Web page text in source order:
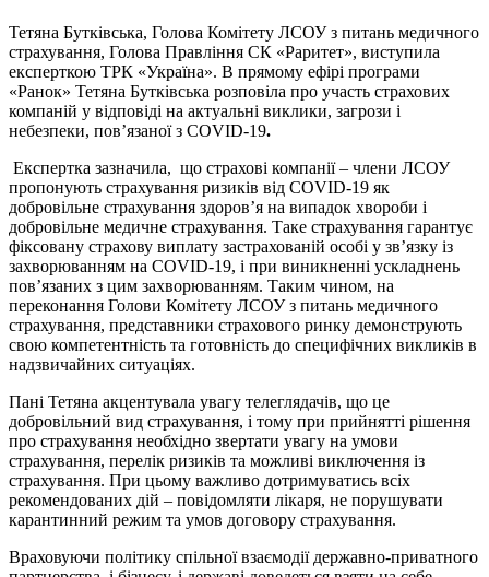
Тетяна Бутківська, Голова Комітету ЛСОУ з питань медичного
страхування, Голова Правління СК «Раритет», виступила
експерткою ТРК «Україна». В прямому ефірі програми
«Ранок» Тетяна Бутківська розповіла про участь страхових
компаній у відповіді на актуальні виклики, загрози і
небезпеки, пов’язаної з COVID-19.
Експертка зазначила, що страхові компанії – члени ЛСОУ
пропонують страхування ризиків від COVID-19 як
добровільне страхування здоров’я на випадок хвороби і
добровільне медичне страхування. Таке страхування гарантує
фіксовану страхову виплату застрахованій особі у зв’язку із
захворюванням на COVID-19, і при виникненні ускладнень
пов’язаних з цим захворюванням. Таким чином, на
переконання Голови Комітету ЛСОУ з питань медичного
страхування, представники страхового ринку демонструють
свою компетентність та готовність до специфічних викликів в
надзвичайних ситуаціях.
Пані Тетяна акцентувала увагу телеглядачів, що це
добровільний вид страхування, і тому при прийнятті рішення
про страхування необхідно звертати увагу на умови
страхування, перелік ризиків та можливі виключення із
страхування. При цьому важливо дотримуватись всіх
рекомендованих дій – повідомляти лікаря, не порушувати
карантинний режим та умов договору страхування.
Враховуючи політику спільної взаємодії державно-приватного